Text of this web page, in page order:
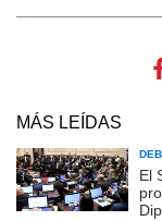
MÁS LEÍDAS
El